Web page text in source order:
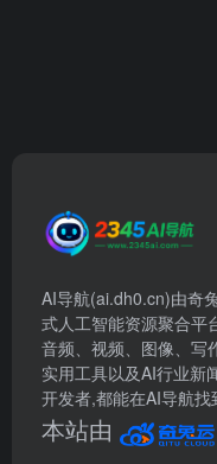
AI导航(ai.dh0.cn)由奇
式人工智能资源聚合平
音频、视频、图像、写
实用工具以及AI行业新
开发者,都能在AI导航
本站由